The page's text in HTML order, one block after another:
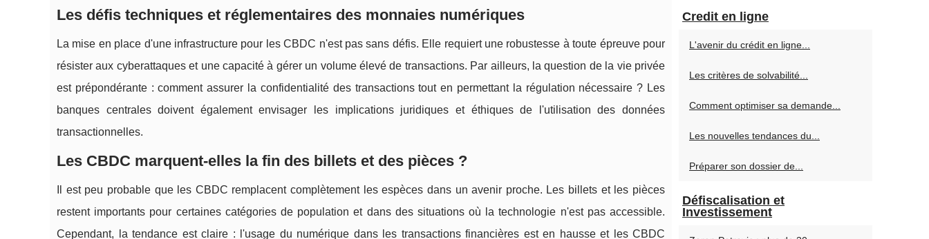
Les défis techniques et réglementaires des monnaies numériques
La mise en place d'une infrastructure pour les CBDC n'est pas sans défis. Elle requiert une robustesse à toute épreuve pour
résister aux cyberattaques et une capacité à gérer un volume élevé de transactions. Par ailleurs, la question de la vie privée
est prépondérante : comment assurer la confidentialité des transactions tout en permettant la régulation nécessaire ? Les
banques centrales doivent également envisager les implications juridiques et éthiques de l'utilisation des données
transactionnelles.
Les CBDC marquent-elles la fin des billets et des pièces ?
Il est peu probable que les CBDC remplacent complètement les espèces dans un avenir proche. Les billets et les pièces
restent importants pour certaines catégories de population et dans des situations où la technologie n'est pas accessible.
Cependant, la tendance est claire : l'usage du numérique dans les transactions financières est en hausse et les CBDC
Credit en ligne
L'avenir du crédit en ligne...
Les critères de solvabilité...
Comment optimiser sa demande...
Les nouvelles tendances du...
Préparer son dossier de...
Défiscalisation et
Investissement